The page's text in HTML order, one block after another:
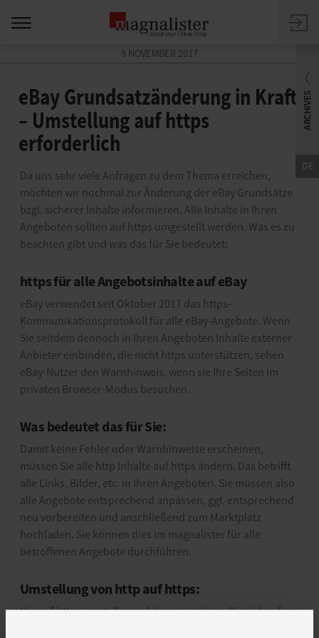
DE
9 NOVEMBER 2017
eBay Grundsatzänderung in Kraft
– Umstellung auf https
erforderlich
Da uns sehr viele Anfragen zu dem Thema erreichen,
möchten wir nochmal zur Änderung der eBay Grundsätze
bzgl. sicherer Inhalte informieren. Alle Inhalte in Ihren
Angeboten sollten auf https umgestellt werden. Was es zu
beachten gibt und was das für Sie bedeutet:
https für alle Angebotsinhalte auf eBay
eBay verwendet seit Oktober 2017 das https-
Kommunikationsprotokoll für alle eBay-Angebote. Wenn
Sie seitdem dennoch in Ihren Angeboten Inhalte externer
Anbieter einbinden, die nicht https unterstützen, sehen
eBay-Nutzer den Warnhinweis, wenn sie Ihre Seiten im
privaten Browser-Modus besuchen.
Was bedeutet das für Sie:
Damit keine Fehler oder Warnhinweise erscheinen,
müssen Sie alle http Inhalte auf https ändern. Das betrifft
alle Links, Bilder, etc. in Ihren Angeboten. Sie müssen also
alle Angebote entsprechend anpassen, ggf. entsprechend
neu vorbereiten und anschließend zum Marktplatz
hochladen. Sie können dies im magnalister für alle
betroffenen Angebote durchführen.
Umstellung von http auf https:
Um auf https umstellen zu können, müssen Sie sich ggf. an